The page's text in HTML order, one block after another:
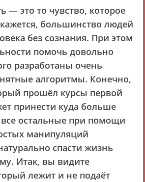
— это то чувство, которое
большинство людей
без сознания. При этом
помочь довольно
разработаны очень
алгоритмы. Конечно,
прошёл курсы первой
принести куда больше
остальные при помощи
манипуляций
спасти жизнь
Итак, вы видите
лежит и не подаёт